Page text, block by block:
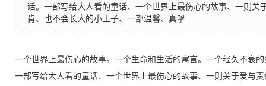
话。一部写给大人看的童话、一个世界上最伤心的故事、一则关
肯、也不会长大的小王子、一部温馨、真挚
一个世界上最伤心的故事。一个生命和生活的寓言。一个经久不衰
一部写给大人看的童话、一个世界上最伤心的故事、一则关于爱与